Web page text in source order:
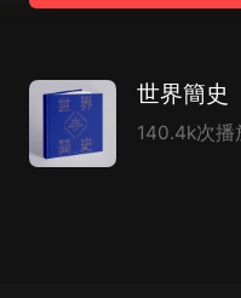
世界簡史
140.4k次播